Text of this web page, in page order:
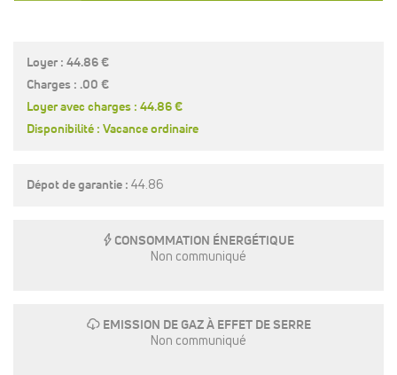
Loyer : 44.86 €
Charges : .00 €
Loyer avec charges : 44.86 €
Disponibilité : Vacance ordinaire
Dépot de garantie : 44.86
E CONSOMMATION ÉNERGÉTIQUE
Non communiqué
g EMISSION DE GAZ À EFFET DE SERRE
Non communiqué